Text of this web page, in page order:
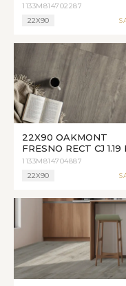
1133M814702287
22X90
22X90 OAKMONT
FRESNO RECT CJ 1.19
1133M814704887
22X90